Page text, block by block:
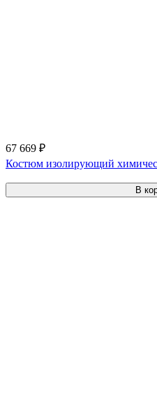
67 669 ₽
Костюм изолирующий
В